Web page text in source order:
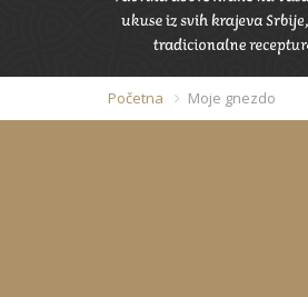
Početna Moje gnezdo